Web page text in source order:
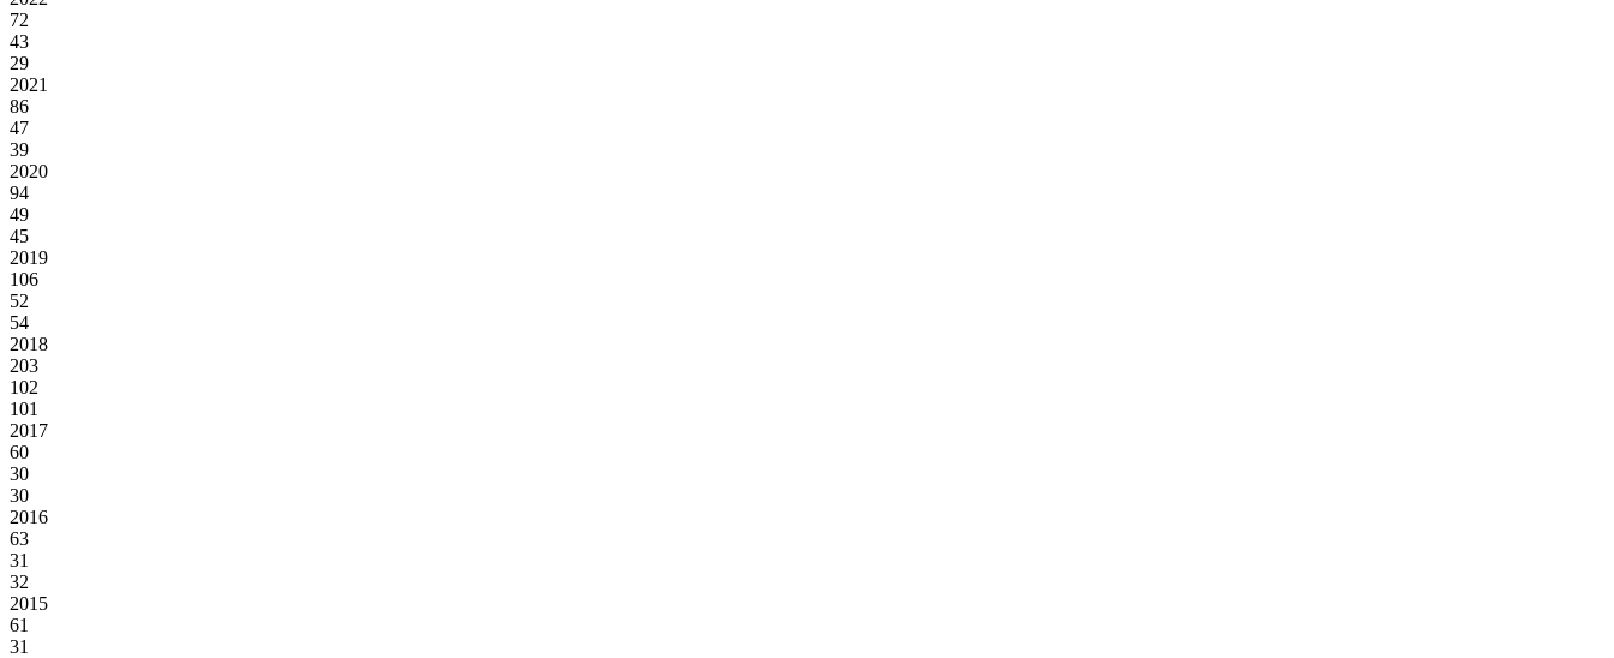
72
43
29
2021
86
47
39
2020
94
49
45
2019
106
52
54
2018
203
102
101
2017
60
30
30
2016
63
31
32
2015
61
31